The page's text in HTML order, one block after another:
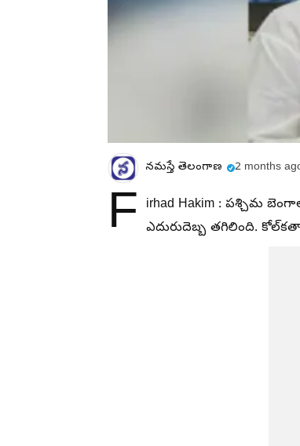
నమస్తే తెలంగాణ 2 months
F irhad Hakim : పశ్చిమ
ఎదురుదెబ్బ తగిలింది.